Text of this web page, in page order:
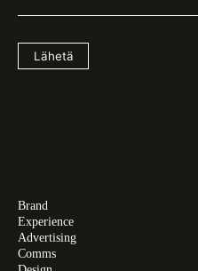
Lähetä
Brand
Experience
Advertising
Comms